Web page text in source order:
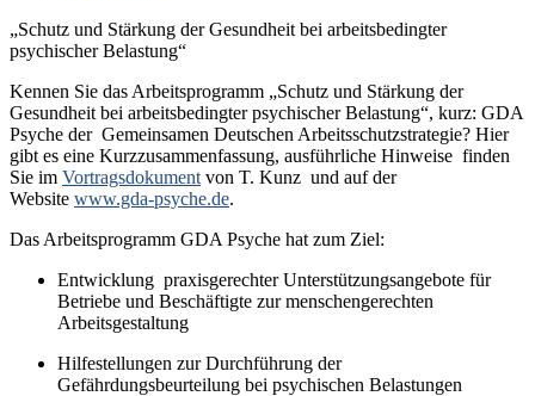
„Schutz und Stärkung der Gesundheit bei arbeitsbedingter
psychischer Belastung“
Kennen Sie das Arbeitsprogramm „Schutz und Stärkung der
Gesundheit bei arbeitsbedingter psychischer Belastung“, kurz: GDA
Psyche der Gemeinsamen Deutschen Arbeitsschutzstrategie? Hier
gibt es eine Kurzzusammenfassung, ausführliche Hinweise finden
Sie im Vortragsdokument von T. Kunz und auf der
Website www.gda-psyche.de.
Das Arbeitsprogramm GDA Psyche hat zum Ziel:
Entwicklung praxisgerechter Unterstützungsangebote für
Betriebe und Beschäftigte zur menschengerechten
Arbeitsgestaltung
Hilfestellungen zur Durchführung der
Gefährdungsbeurteilung bei psychischen Belastungen